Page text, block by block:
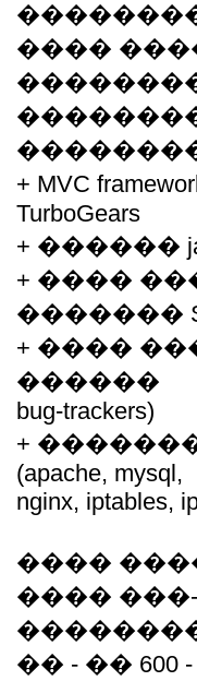
����
+ MVC
TurboGears
+ ������
+ ����
�������
+ ����
������
bug-trackers)
+
(apache, mysql,
nginx, iptables,
����
����
�� - ��